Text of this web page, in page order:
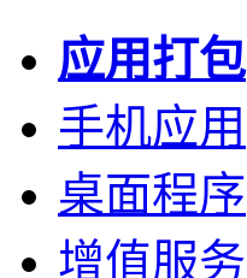
应用打包
手机应用
桌面程序
增值服务